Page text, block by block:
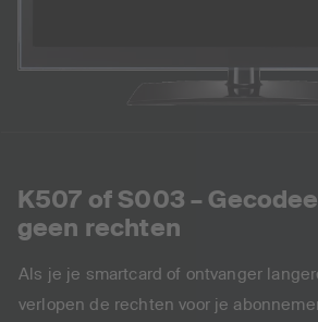
K507 of S003 –
geen rechten
Als je je smartcard of ontvanger
verlopen de rechten voor je